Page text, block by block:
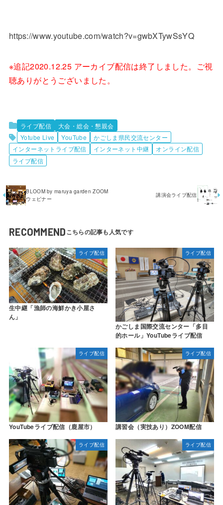
https://www.youtube.com/watch?v=gwbXTywSsYQ
※追記2020.12.25 アーカイブ配信は終了しました。ご視
聴ありがとうございました。
ライブ配信
大会・総会・懇親会
Yotube Live
YouTube
かごしま県民交流センター
インターネットライブ配信
インターネット中継
オンライン配信
ライブ配信
BLOOM by maruya garden ZOOM
ウェビナー
講演会ライブ配信
RECOMMEND
ライブ配信
生中継「漁師の海鮮かき小屋さ
ん」
ライブ配信
かごしま国際交流センター「多目
的ホール」YouTubeライブ配信
ライブ配信
YouTubeライブ配信（鹿屋市）
ライブ配信
講習会（実技あり）ZOOM配信
ライブ配信 ライブ配信